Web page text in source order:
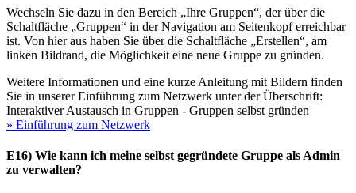
Wechseln Sie dazu in den Bereich „Ihre Gruppen“, der über die
Schaltfläche „Gruppen“ in der Navigation am Seitenkopf erreichbar
ist. Von hier aus haben Sie über die Schaltfläche „Erstellen“, am
linken Bildrand, die Möglichkeit eine neue Gruppe zu gründen.
Weitere Informationen und eine kurze Anleitung mit Bildern finden
Sie in unserer Einführung zum Netzwerk unter der Überschrift:
Interaktiver Austausch in Gruppen - Gruppen selbst gründen
» Einführung zum Netzwerk
E16) Wie kann ich meine selbst gegründete Gruppe als Admin
zu verwalten?